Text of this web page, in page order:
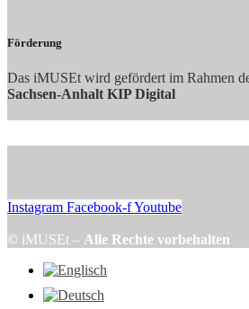
Förderung
Das iMUSEt wird gefördert im Rahmen
Sachsen-Anhalt KIP Digital
Instagram Facebook-fYoutube
© iMUSEt – Alle Rechte vorbehalten